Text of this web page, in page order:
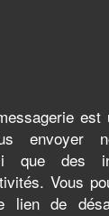
est
envoyer
que des
Vous
lien de